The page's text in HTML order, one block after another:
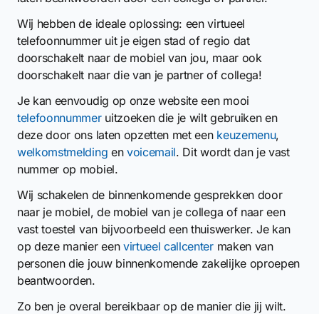
Wij hebben de ideale oplossing: een virtueel
telefoonnummer uit je eigen stad of regio dat
doorschakelt naar de mobiel van jou, maar ook
doorschakelt naar die van je partner of collega!
Je kan eenvoudig op onze website een mooi
telefoonnummeruitzoeken die je wilt gebruiken en
deze door ons laten opzetten met een keuzemenu,
welkomstmelding en voicemail. Dit wordt dan je vast
nummer op mobiel.
Wij schakelen de binnenkomende gesprekken door
naar je mobiel, de mobiel van je collega of naar een
vast toestel van bijvoorbeeld een thuiswerker. Je kan
op deze manier een virtueel callcentermaken van
personen die jouw binnenkomende zakelijke oproepen
beantwoorden.
Zo ben je overal bereikbaar op de manier die jij wilt.